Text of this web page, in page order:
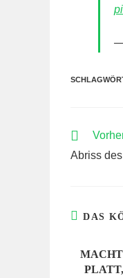
—
WEITERE
ANSEHEN
Abriss
DAS